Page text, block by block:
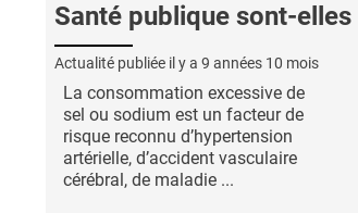
Santé publique sont-
Actualité publiée il y a 9 années 10 mois
La consommation excessive de
sel ou sodium est un facteur de
risque reconnu d’hypertension
artérielle, d’accident vasculaire
cérébral, de maladie ...